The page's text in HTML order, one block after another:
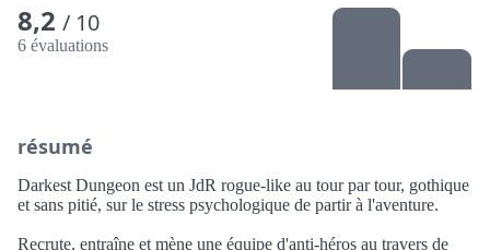
8,2 / 10
6 évaluations
résumé
Darkest Dungeon est un JdR rogue-like au tour par tour, gothique
et sans pitié, sur le stress psychologique de partir à l'aventure.
Recrute, entraîne et mène une équipe d'anti-héros au travers de